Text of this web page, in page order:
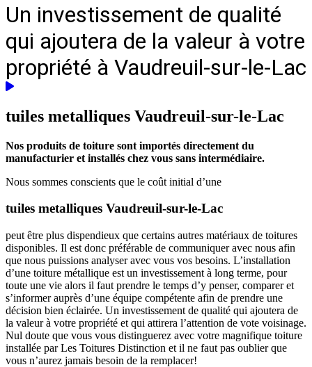
Un investissement de qualité
qui ajoutera de la valeur à votre
propriété à Vaudreuil-sur-le-Lac
tuiles metalliques Vaudreuil-sur-le-Lac
Nos produits de toiture sont importés directement du
manufacturier et installés chez vous sans intermédiaire.
Nous sommes conscients que le coût initial d’une
tuiles metalliques Vaudreuil-sur-le-Lac
peut être plus dispendieux que certains autres matériaux de toitures
disponibles. Il est donc préférable de communiquer avec nous afin
que nous puissions analyser avec vous vos besoins. L’installation
d’une toiture métallique est un investissement à long terme, pour
toute une vie alors il faut prendre le temps d’y penser, comparer et
s’informer auprès d’une équipe compétente afin de prendre une
décision bien éclairée. Un investissement de qualité qui ajoutera de
la valeur à votre propriété et qui attirera l’attention de vote voisinage.
Nul doute que vous vous distinguerez avec votre magnifique toiture
installée par Les Toitures Distinction et il ne faut pas oublier que
vous n’aurez jamais besoin de la remplacer!